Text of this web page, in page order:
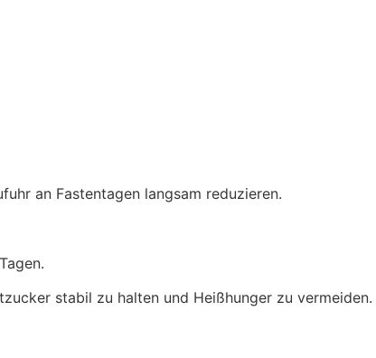
an Fastentagen langsam reduzieren.
stabil zu halten und Heißhunger zu vermeiden.